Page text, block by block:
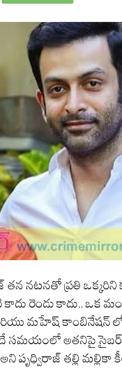
నటనతో ప్రతి ఒక్కరిని
రెండు కాదు.. ఒక
మరియు మహేష్ కాంబినేషన్
సమయంలో అతనిపై
పృధ్విరాజ్ తల్లి మల్లికా